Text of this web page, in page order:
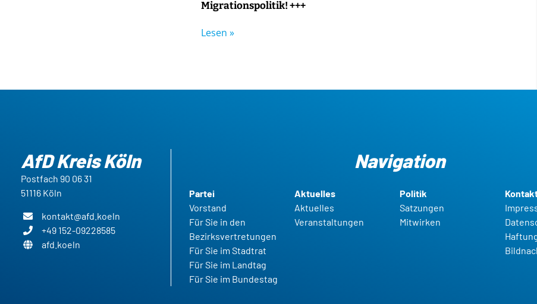
Migrationspolitik! +++
Lesen »
AfD Kreis Köln
Postfach 90 06 31
51116 Köln
kontakt@afd.koeln
+49 152-09228585
afd.koeln
Navigation
Partei
Vorstand
Für Sie in den
Bezirksvertretungen
Für Sie im Stadtrat
Für Sie im Landtag
Für Sie im Bundestag
Aktuelles
Aktuelles
Veranstaltungen
Politik
Satzungen
Mitwirken